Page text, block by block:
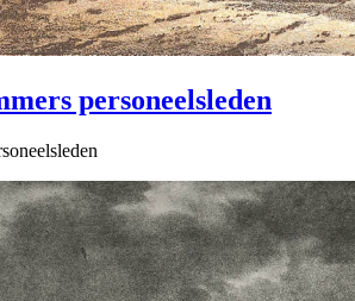
personeelsleden